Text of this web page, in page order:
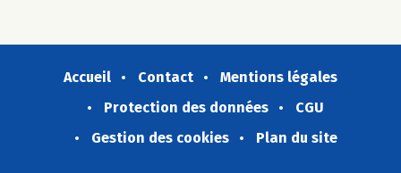
Accueil Contact
Mentions légales
Protection des données
CGU
Gestion des cookies
Plan du site